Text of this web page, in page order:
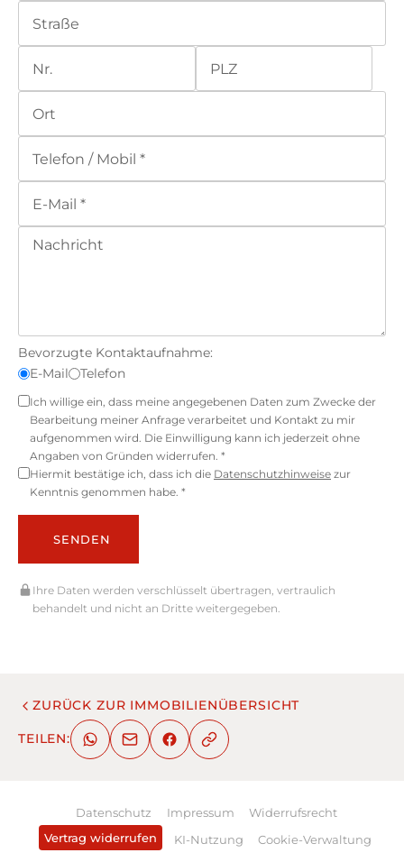
Bevorzugte Kontaktaufnahme:
E-Mail
Telefon
Ich willige ein, dass meine angegebenen Daten zum Zwecke der
Bearbeitung meiner Anfrage verarbeitet und Kontakt zu mir
aufgenommen wird. Die Einwilligung kann ich jederzeit ohne
Angaben von Gründen widerrufen. *
Hiermit bestätige ich, dass ich die Datenschutzhinweise zur
Kenntnis genommen habe. *
SENDEN
Ihre Daten werden verschlüsselt übertragen, vertraulich
behandelt und nicht an Dritte weitergegeben.
ZURÜCK ZUR IMMOBILIENÜBERSICHT
TEILEN:
Datenschutz Impressum
Widerrufsrecht
Vertrag widerrufen
KI-Nutzung Cookie-Verwaltung